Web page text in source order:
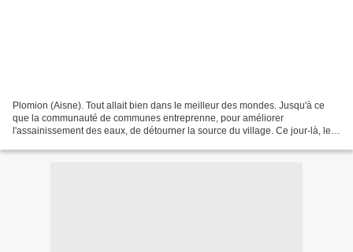
Plomion (Aisne). Tout allait bien dans le meilleur des mondes. Jusqu'à ce
que la communauté de communes entreprenne, pour améliorer
l'assainissement des eaux, de détourner la source du village. Ce jour-là, le